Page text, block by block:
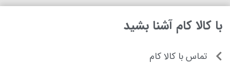
با کالا کام آشنا بشید
تماس با کالا کام